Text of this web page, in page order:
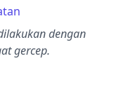
dengan
gercep.